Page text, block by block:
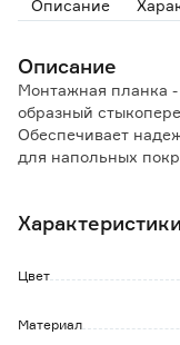
Описание
Описание
Монтажная планка -
образный
Обеспечивает
для напольных
- быстрый и
Используется для
Характеристики
Цвет
Материал